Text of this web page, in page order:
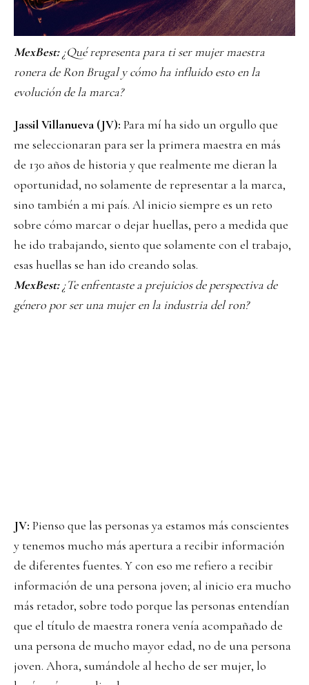
MexBest:¿Qué representa para ti ser mujer maestra
ronera de Ron Brugal y cómo ha influido esto en la
evolución de la marca?
Jassil Villanueva (JV): Para mí ha sido un orgullo que
me seleccionaran para ser la primera maestra en más
de 130 años de historia y que realmente me dieran la
oportunidad, no solamente de representar a la marca,
sino también a mi país. Al inicio siempre es un reto
sobre cómo marcar o dejar huellas, pero a medida que
he ido trabajando, siento que solamente con el trabajo,
esas huellas se han ido creando solas.
MexBest: ¿Te enfrentaste a prejuicios de perspectiva de
género por ser una mujer en la industria del ron?
JV: Pienso que las personas ya estamos más conscientes
y tenemos mucho más apertura a recibir información
de diferentes fuentes. Y con eso me refiero a recibir
información de una persona joven; al inicio era mucho
más retador, sobre todo porque las personas entendían
que el título de maestra ronera venía acompañado de
una persona de mucho mayor edad, no de una persona
joven. Ahora, sumándole al hecho de ser mujer, lo